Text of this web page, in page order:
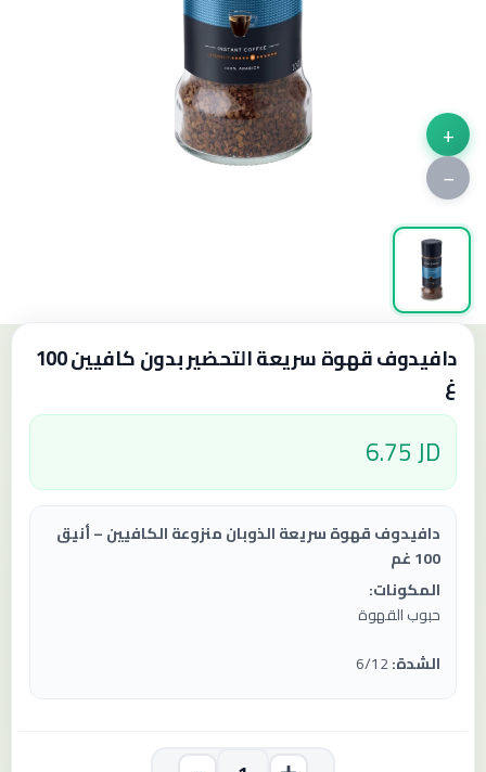
+
−
دافيدوف قهوة سريعة التحضير بدون كافيين 100
غ
6.75 JD
دافيدوف قهوة سريعة الذوبان منزوعة الكافيين – أنيق
100 غم
المكونات:
حبوب القهوة
الشدة:6/12